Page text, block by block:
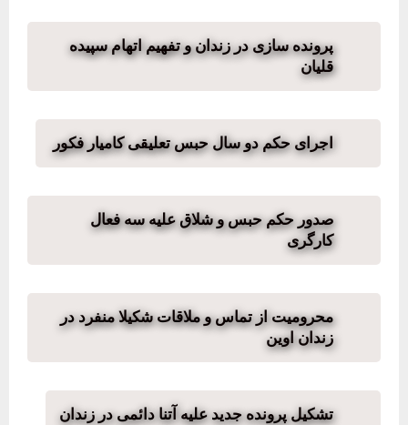
پرونده سازی در زندان و تفهیم اتهام سپیده
قلیان
اجرای حکم دو سال حبس تعلیقی کامیار فکور
صدور حکم حبس و شلاق علیه سه فعال
کارگری
محرومیت از تماس و ملاقات شکیلا منفرد در
زندان اوین
تشکیل پرونده جدید علیه آتنا دائمی در زندان